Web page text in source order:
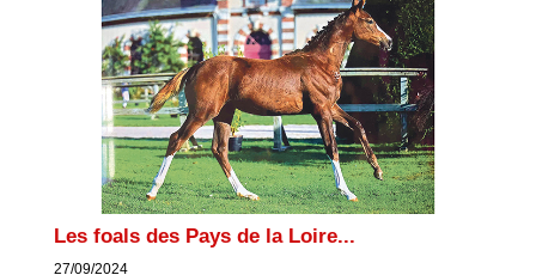
Les foals des Pays de la Loire...
27/09/2024